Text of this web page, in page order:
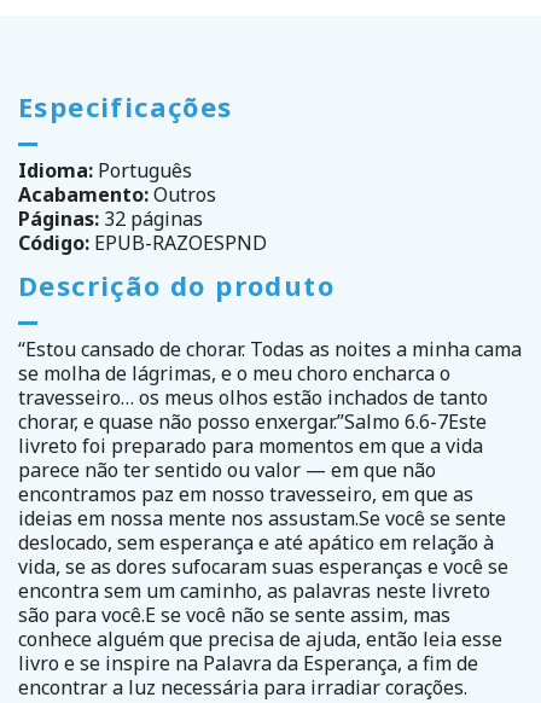
Especificações
Idioma: Português
Acabamento:Outros
Páginas: 32 páginas
Código: EPUB-RAZOESPND
Descrição do produto
“Estou cansado de chorar. Todas as noites a minha cama
se molha de lágrimas, e o meu choro encharca o
travesseiro… os meus olhos estão inchados de tanto
chorar, e quase não posso enxergar.”Salmo 6.6-7Este
livreto foi preparado para momentos em que a vida
parece não ter sentido ou valor — em que não
encontramos paz em nosso travesseiro, em que as
ideias em nossa mente nos assustam.Se você se sente
deslocado, sem esperança e até apático em relação à
vida, se as dores sufocaram suas esperanças e você se
encontra sem um caminho, as palavras neste livreto
são para você.E se você não se sente assim, mas
conhece alguém que precisa de ajuda, então leia esse
livro e se inspire na Palavra da Esperança, a fim de
encontrar a luz necessária para irradiar corações.